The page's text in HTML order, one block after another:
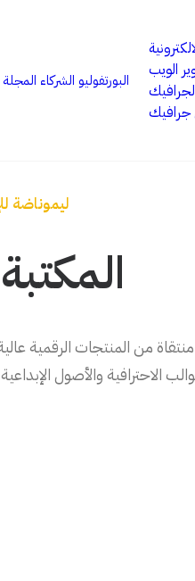
الويب
جرافيك
البورتفوليو الشركاء المجلة
ليموناضة
من المنتجات الرقمية
الاحترافية والأصول